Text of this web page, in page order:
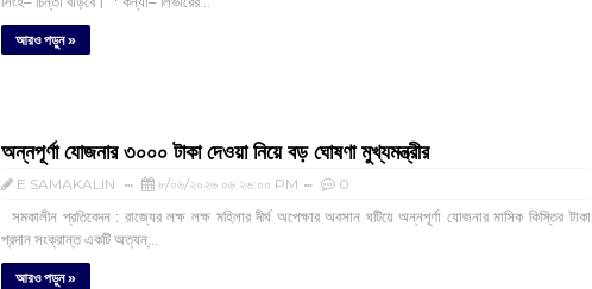
আরও পড়ুন »
অন্নপূর্ণা যোজনার ৩০০০ টাকা দেওয়া নিয়ে বড় ঘোষণা মুখ্যমন্ত্রীর
E SAMAKALIN ৮/০৬/২০২৬ ০৬:২৬:০০ PM 0
সমকালীন প্রতিবেদন : রাজ্যের লক্ষ লক্ষ মহিলার দীর্ঘ অপেক্ষার অবসান ঘটিয়ে অন্নপূর্ণা যোজনার মাসিক কিস্তির টাকা
প্রদান সংক্রান্ত একটি অত্যন্...
আরও পড়ুন »